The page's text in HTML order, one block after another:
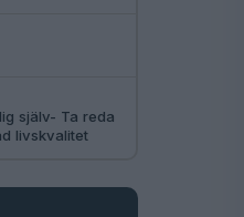
själv- Ta reda
livskvalitet